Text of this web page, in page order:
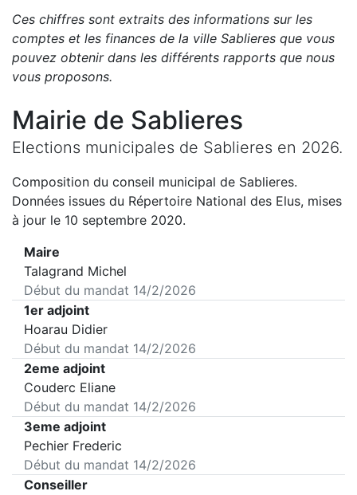
Ces chiffres sont extraits des informations sur les
comptes et les finances de la ville Sablieres que vous
pouvez obtenir dans les différents rapports que nous
vous proposons.
Mairie de Sablieres
Elections municipales de Sablieres en 2026.
Composition du conseil municipal de Sablieres.
Données issues du Répertoire National des Elus, mises
à jour le 10 septembre 2020.
Maire
Talagrand Michel
Début du mandat 14/2/2026
1er adjoint
Hoarau Didier
Début du mandat 14/2/2026
2eme adjoint
Couderc Eliane
Début du mandat 14/2/2026
3eme adjoint
Pechier Frederic
Début du mandat 14/2/2026
Conseiller